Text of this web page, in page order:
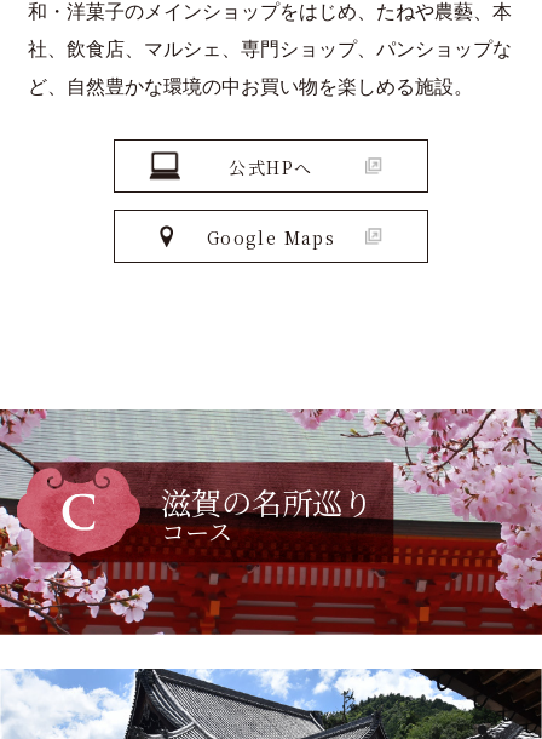
和・洋菓子のメインショップをはじめ、たねや農藝、本
社、飲食店、マルシェ、専門ショップ、パンショップな
ど、自然豊かな環境の中お買い物を楽しめる施設。
公式HPへ
Google Maps
滋賀の名所巡り
コース